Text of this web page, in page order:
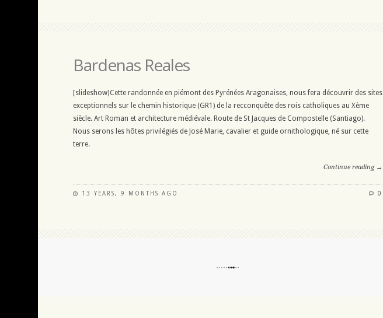
Bardenas Reales
[slideshow]Cette randonnée en piémont des Pyrénées Aragonaises, nous fera découvrir des sites
exceptionnels sur le chemin historique (GR1) de la recconquête des rois catholiques au Xème
siècle. Art Roman et architecture médiévale. Route de St Jacques de Compostelle (Santiago).
Nous serons les hôtes privilégiés de José Marie, cavalier et guide ornithologique, né sur cette
terre.
Continue reading →
13 YEARS, 9 MONTHS AGO 0